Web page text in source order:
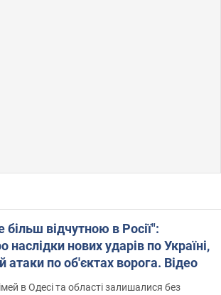
більш відчутною в Росії":
наслідки нових ударів по Україні,
атаки по об'єктах ворога. Відео
в Одесі та області залишалися без